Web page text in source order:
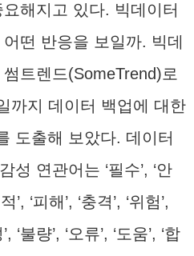
해지고 있다. 빅데이터
떤 반응을 보일까. 빅데
트렌드(SomeTrend)로
까지 데이터 백업에 대한
도출해 보았다. 데이터
성 연관어는 ‘필수’, ‘안
’, ‘피해’, ‘충격’, ‘위험’,
‘불량’, ‘오류’, ‘도움’, ‘합